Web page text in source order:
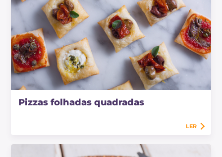
Pizzas folhadas quadradas
LER